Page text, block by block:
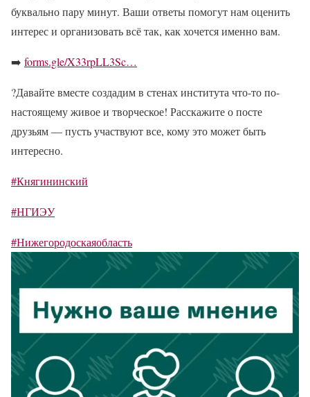
буквально пару минут. Ваши ответы помогут нам оценить
интерес и организовать всё так, как хочется именно вам.
➡️ forms.gle/X33rpLL3Sc…
?Давайте вместе создадим в стенах института что-то по-
настоящему живое и творческое! Расскажите о посте
друзьям — пусть участвуют все, кому это может быть
интересно.
#Княгининский
#НГИЭУ
#Нижегородоскаяобласть